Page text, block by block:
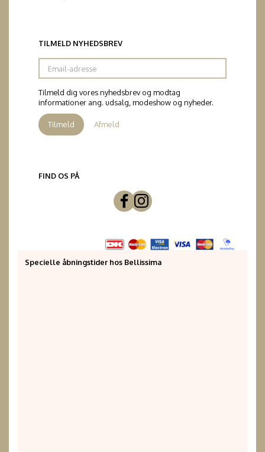
TILMELD NYHEDSBREV
Email-
adresse
Tilmeld dig vores nyhedsbrev og modtag
informationer ang. udsalg, modeshow og nyheder.
Tilmeld Afmeld
FIND OS PÅ
Specielle åbningstider hos Bellissima